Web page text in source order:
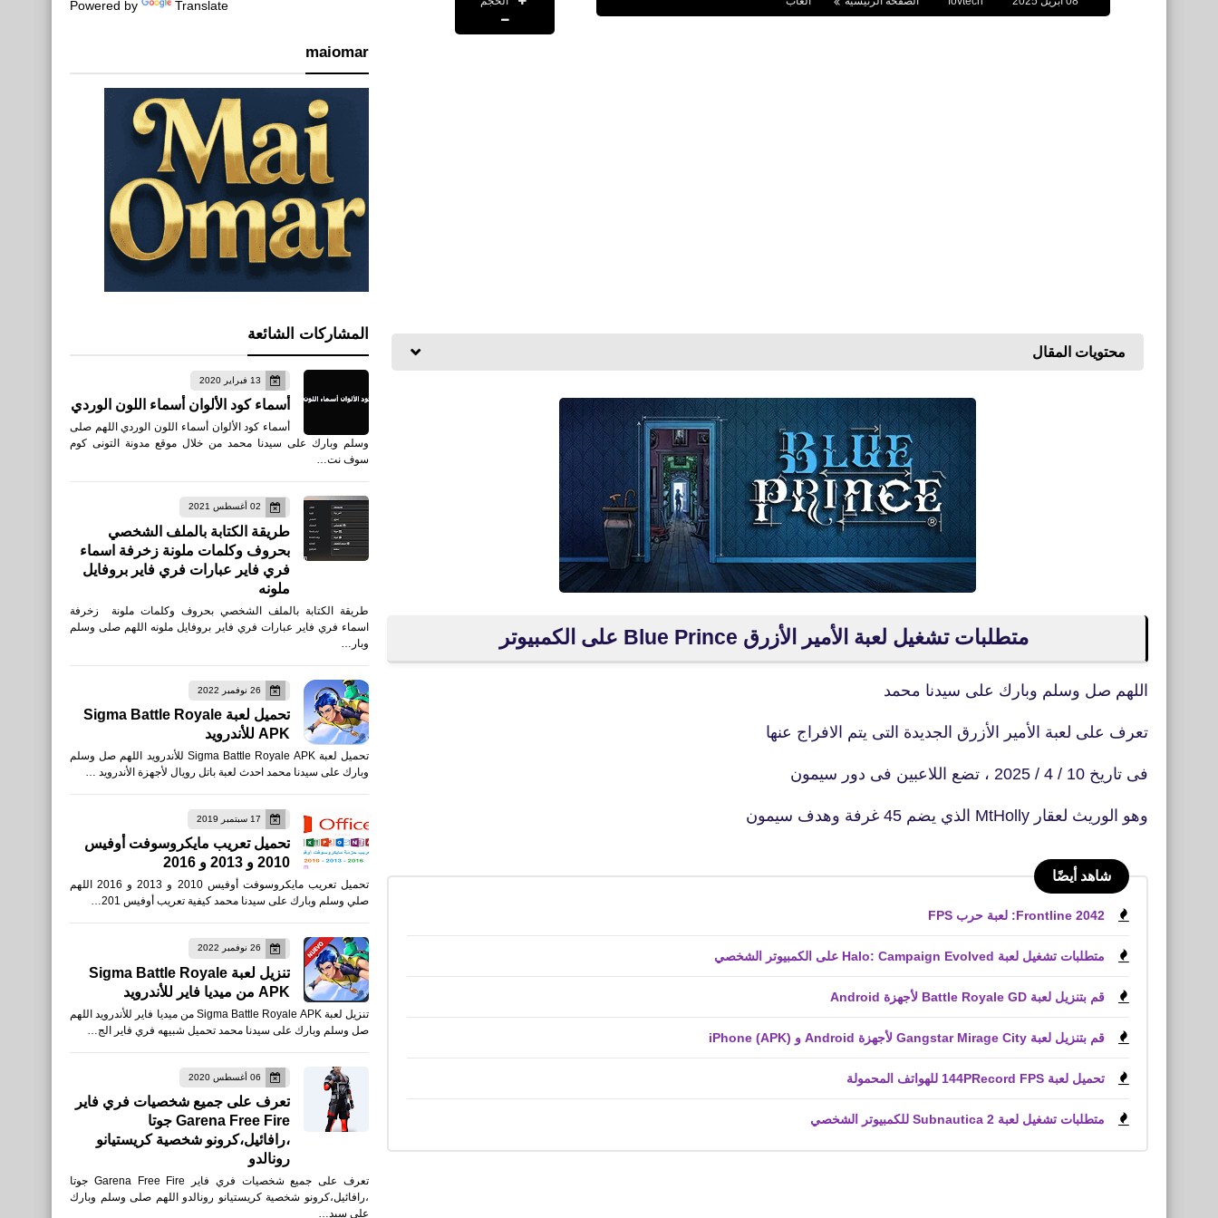
محتويات المقال
متطلبات تشغيل لعبة الأمير الأزرق Blue Prince على الكمبيوتر
اللهم صل وسلم وبارك على سيدنا محمد
تعرف على لعبة الأمير الأزرق الجديدة التى يتم الافراج عنها
فى تاريخ 10 / 4 / 2025 ، تضع اللاعبين فى دور سيمون
وهو الوريث لعقار MtHolly الذي يضم 45 غرفة وهدف سيمون
شاهد أيضًا
Frontline 2042: لعبة حرب FPS
متطلبات تشغيل لعبة Halo: Campaign Evolved على الكمبيوتر الشخصي
قم بتنزيل لعبة Battle Royale GD لأجهزة Android
قم بتنزيل لعبة Gangstar Mirage City لأجهزة Android و iPhone (APK)
تحميل لعبة 144PRecord FPS للهواتف المحمولة
متطلبات تشغيل لعبة Subnautica 2 للكمبيوتر الشخصي
Powered by Translate
maiomar
المشاركات الشائعة
13 فبراير 2020
أسماء كود الألوان أسماء اللون الوردي
أسماء كود الألوان أسماء اللون الوردي اللهم صلى
وسلم وبارك على سيدنا محمد من خلال موقع مدونة التونى كوم
سوف نت…
02 أغسطس 2021
طريقة الكتابة بالملف الشخصي
بحروف وكلمات ملونة زخرفة اسماء
فري فاير عبارات فري فاير بروفايل
ملونه
طريقة الكتابة بالملف الشخصي بحروف وكلمات ملونة زخرفة
اسماء فري فاير عبارات فري فاير بروفايل ملونه اللهم صلى وسلم
وبار…
26 نوفمبر 2022
تحميل لعبة Sigma Battle Royale
APK للأندرويد
تحميل لعبة Sigma Battle Royale APK للأندرويد اللهم صل وسلم
وبارك على سيدنا محمد احدث لعبة باتل رويال لأجهزة الأندرويد …
17 سبتمبر 2019
تحميل تعريب مايكروسوفت أوفيس
2010 و 2013 و 2016
تحميل تعريب مايكروسوفت أوفيس 2010 و 2013 و 2016 اللهم
صلي وسلم وبارك على سيدنا محمد كيفية تعريب أوفيس 201…
26 نوفمبر 2022
تنزيل لعبة Sigma Battle Royale
APK من ميديا فاير للأندرويد
تنزيل لعبة Sigma Battle Royale APK من ميديا فاير للأندرويد اللهم
صل وسلم وبارك على سيدنا محمد تحميل شبيهه فري فاير الج…
06 أغسطس 2020
تعرف على جميع شخصيات فري فاير
Garena Free Fire جوتا
،رافائيل،كرونو شخصية كريستيانو
رونالدو
تعرف على جميع شخصيات فري فاير Garena Free Fire جوتا
،رافائيل،كرونو شخصية كريستيانو رونالدو اللهم صلى وسلم وبارك
على سيد…
13 يونيو 2025
تنزيل لعبة DRAGON BALL
GEKISHINSQUADRA EM
للأندرويد
العاب
تنزيل لعبة TABS Pocket
Edition Playtest للأندرويد
APK
العاب
تنزيل لعبة Pudgy Party -
Battle Royale للأيفون
والأندرويد